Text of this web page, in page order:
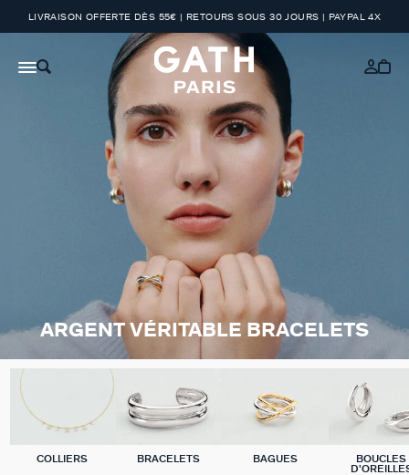
LIVRAISON OFFERTE DÈS 55€ | RETOURS SOUS 30 JOURS | PAYPAL 4X
ARGENT VÉRITABLE BRACELETS
COLLIERS BRACELETS BAGUES
BOUCLES